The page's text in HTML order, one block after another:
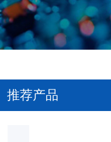
推荐产品